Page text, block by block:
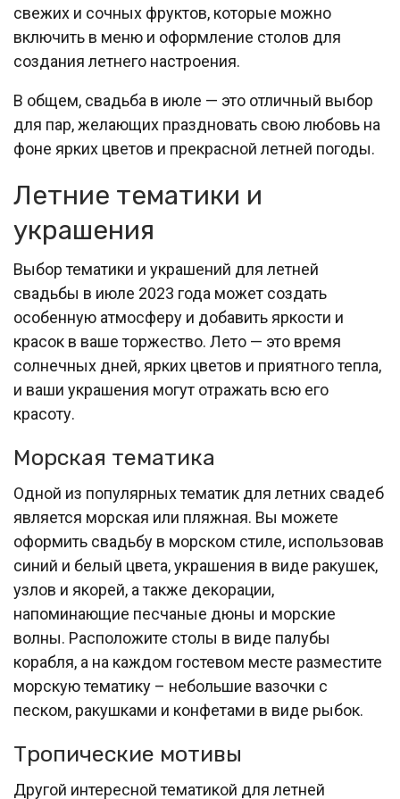
свежих и сочных фруктов, которые можно
включить в меню и оформление столов для
создания летнего настроения.
В общем, свадьба в июле — это отличный выбор
для пар, желающих праздновать свою любовь на
фоне ярких цветов и прекрасной летней погоды.
Летние тематики и
украшения
Выбор тематики и украшений для летней
свадьбы в июле 2023 года может создать
особенную атмосферу и добавить яркости и
красок в ваше торжество. Лето — это время
солнечных дней, ярких цветов и приятного тепла,
и ваши украшения могут отражать всю его
красоту.
Морская тематика
Одной из популярных тематик для летних свадеб
является морская или пляжная. Вы можете
оформить свадьбу в морском стиле, использовав
синий и белый цвета, украшения в виде ракушек,
узлов и якорей, а также декорации,
напоминающие песчаные дюны и морские
волны. Расположите столы в виде палубы
корабля, а на каждом гостевом месте разместите
морскую тематику – небольшие вазочки с
песком, ракушками и конфетами в виде рыбок.
Тропические мотивы
Другой интересной тематикой для летней